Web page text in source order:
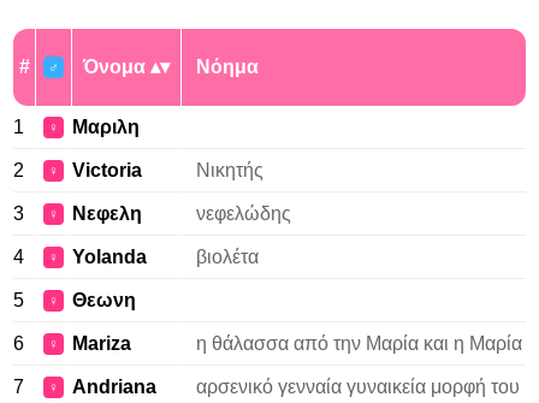
# ♂ Όνομα Νόημα
1 ♀ Μαριλη
2 ♀ Victoria Νικητής
3 ♀ Νεφελη νεφελώδης
4 ♀ Yolanda βιολέτα
5 ♀ Θεωνη
6 ♀ Mariza η θάλασσα από την Μαρία και η Μαρία
7 ♀ Andriana
αρσενικό γενναία γυναικεία μορφή του